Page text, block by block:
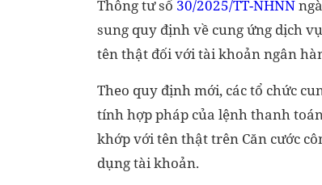
Thông tư số 30/2025/TT-NHNN
sung quy định về cung ứng dịch
tên thật đối với tài khoản ngân
Theo quy định mới, các tổ chức
tính hợp pháp của lệnh thanh
khớp với tên thật trên Căn cước
dụng tài khoản.